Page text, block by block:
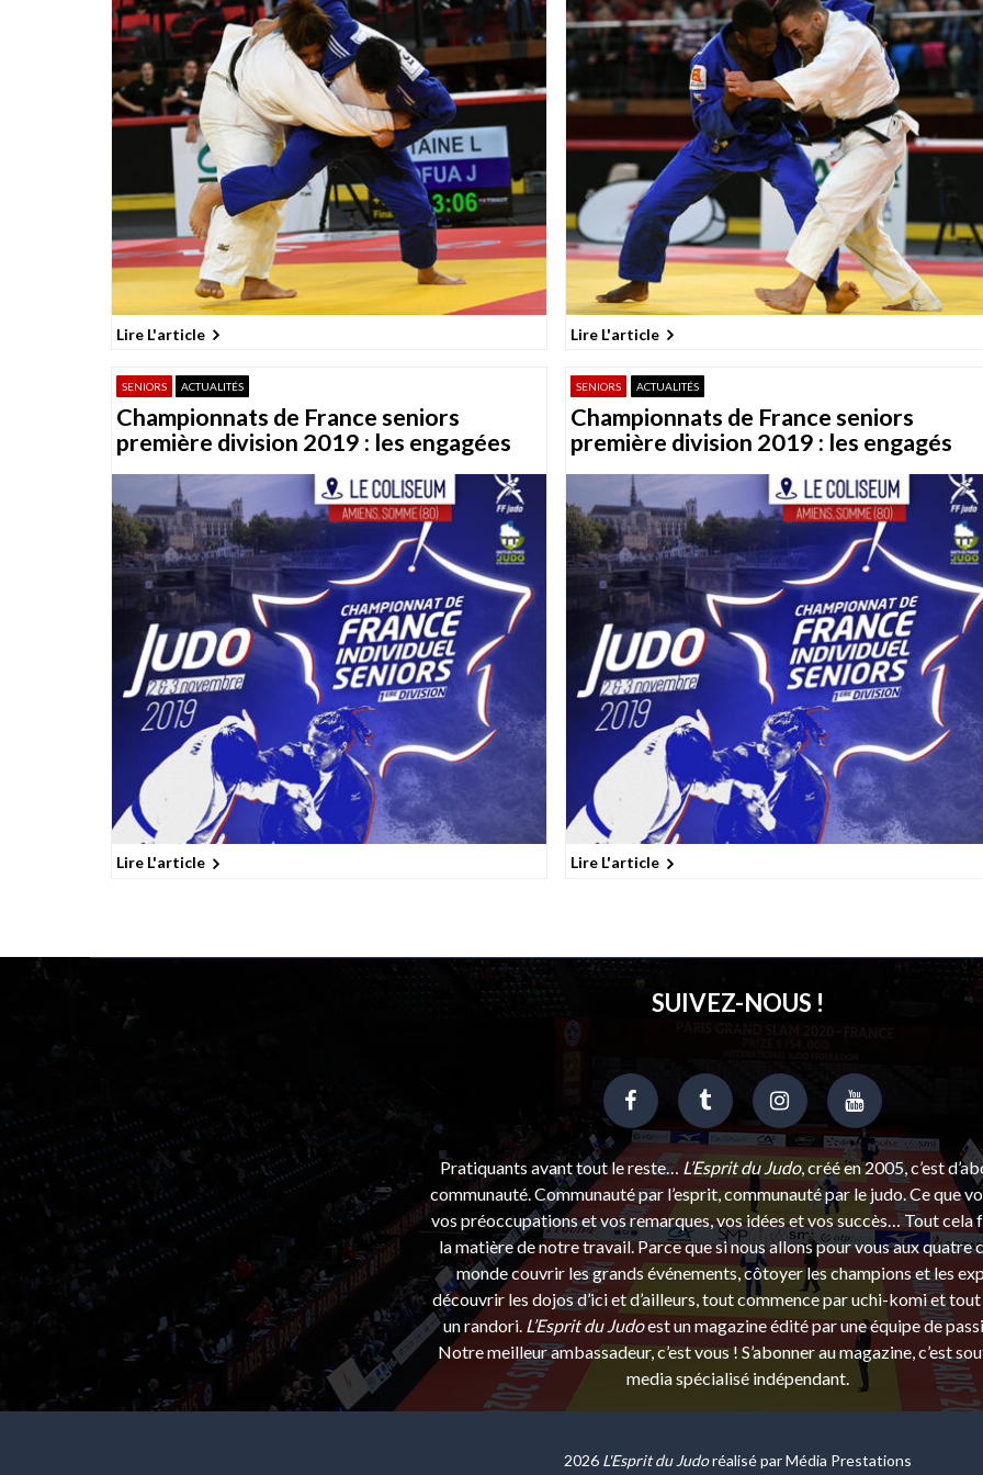
Lire L'article Lire L'article
SENIORS ACTUALITÉS
Championnats de France seniors
première division 2019 : les engagées
Lire L'article
SENIORS ACTUALITÉS
Championnats de France seniors
première division 2019 : les engagés
Lire L'article
SUIVEZ-NOUS !
Pratiquants avant tout le reste… L’Esprit du Judo, créé en 2005, c’est
communauté. Communauté par l’esprit, communauté par le judo. Ce que
vos préoccupations et vos remarques, vos idées et vos succès… Tout cela
la matière de notre travail. Parce que si nous allons pour vous aux quatre
monde couvrir les grands événements, côtoyer les champions et les
découvrir les dojos d’ici et d’ailleurs, tout commence par uchi-komi et
un randori. L’Esprit du Judoest un magazine édité par une équipe de
Notre meilleur ambassadeur, c’est vous ! S’abonner au magazine, c’est
media spécialisé indépendant.
2026 L'Esprit du Judoréalisé parMédia Prestations